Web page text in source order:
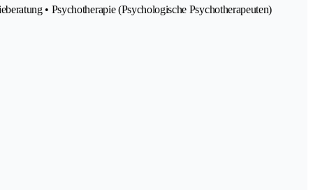
• Psychotherapie (Psychologische Psychotherapeuten)